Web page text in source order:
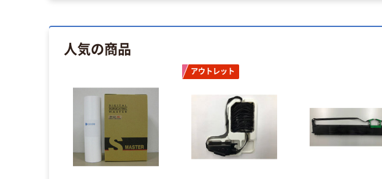
人気の商品
アウトレット